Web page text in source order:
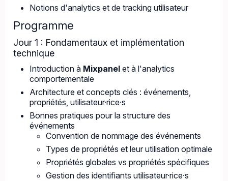
Notions d'analytics et de tracking utilisateur
Programme
Jour 1 : Fondamentaux et implémentation
technique
Introduction à Mixpanel et à l'analytics
comportementale
Architecture et concepts clés : événements,
propriétés, utilisateur·rice·s
Bonnes pratiques pour la structure des
événements
Convention de nommage des événements
Types de propriétés et leur utilisation optimale
Propriétés globales vs propriétés spécifiques
Gestion des identifiants utilisateur·rice·s